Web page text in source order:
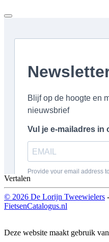
Vertalen
© 2026 De Lorijn Tweewielers -
FietsenCatalogus.nl
Deze website maakt gebruik van